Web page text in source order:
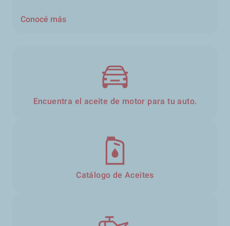
Conocé más
Encuentra el aceite de motor para tu auto.
Catálogo de Aceites